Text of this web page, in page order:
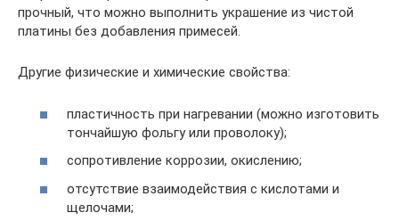
прочный, что можно выполнить украшение из чистой
платины без добавления примесей.
Другие физические и химические свойства:
пластичность при нагревании (можно изготовить
тончайшую фольгу или проволоку);
сопротивление коррозии, окислению;
отсутствие взаимодействия с кислотами и
щелочами;